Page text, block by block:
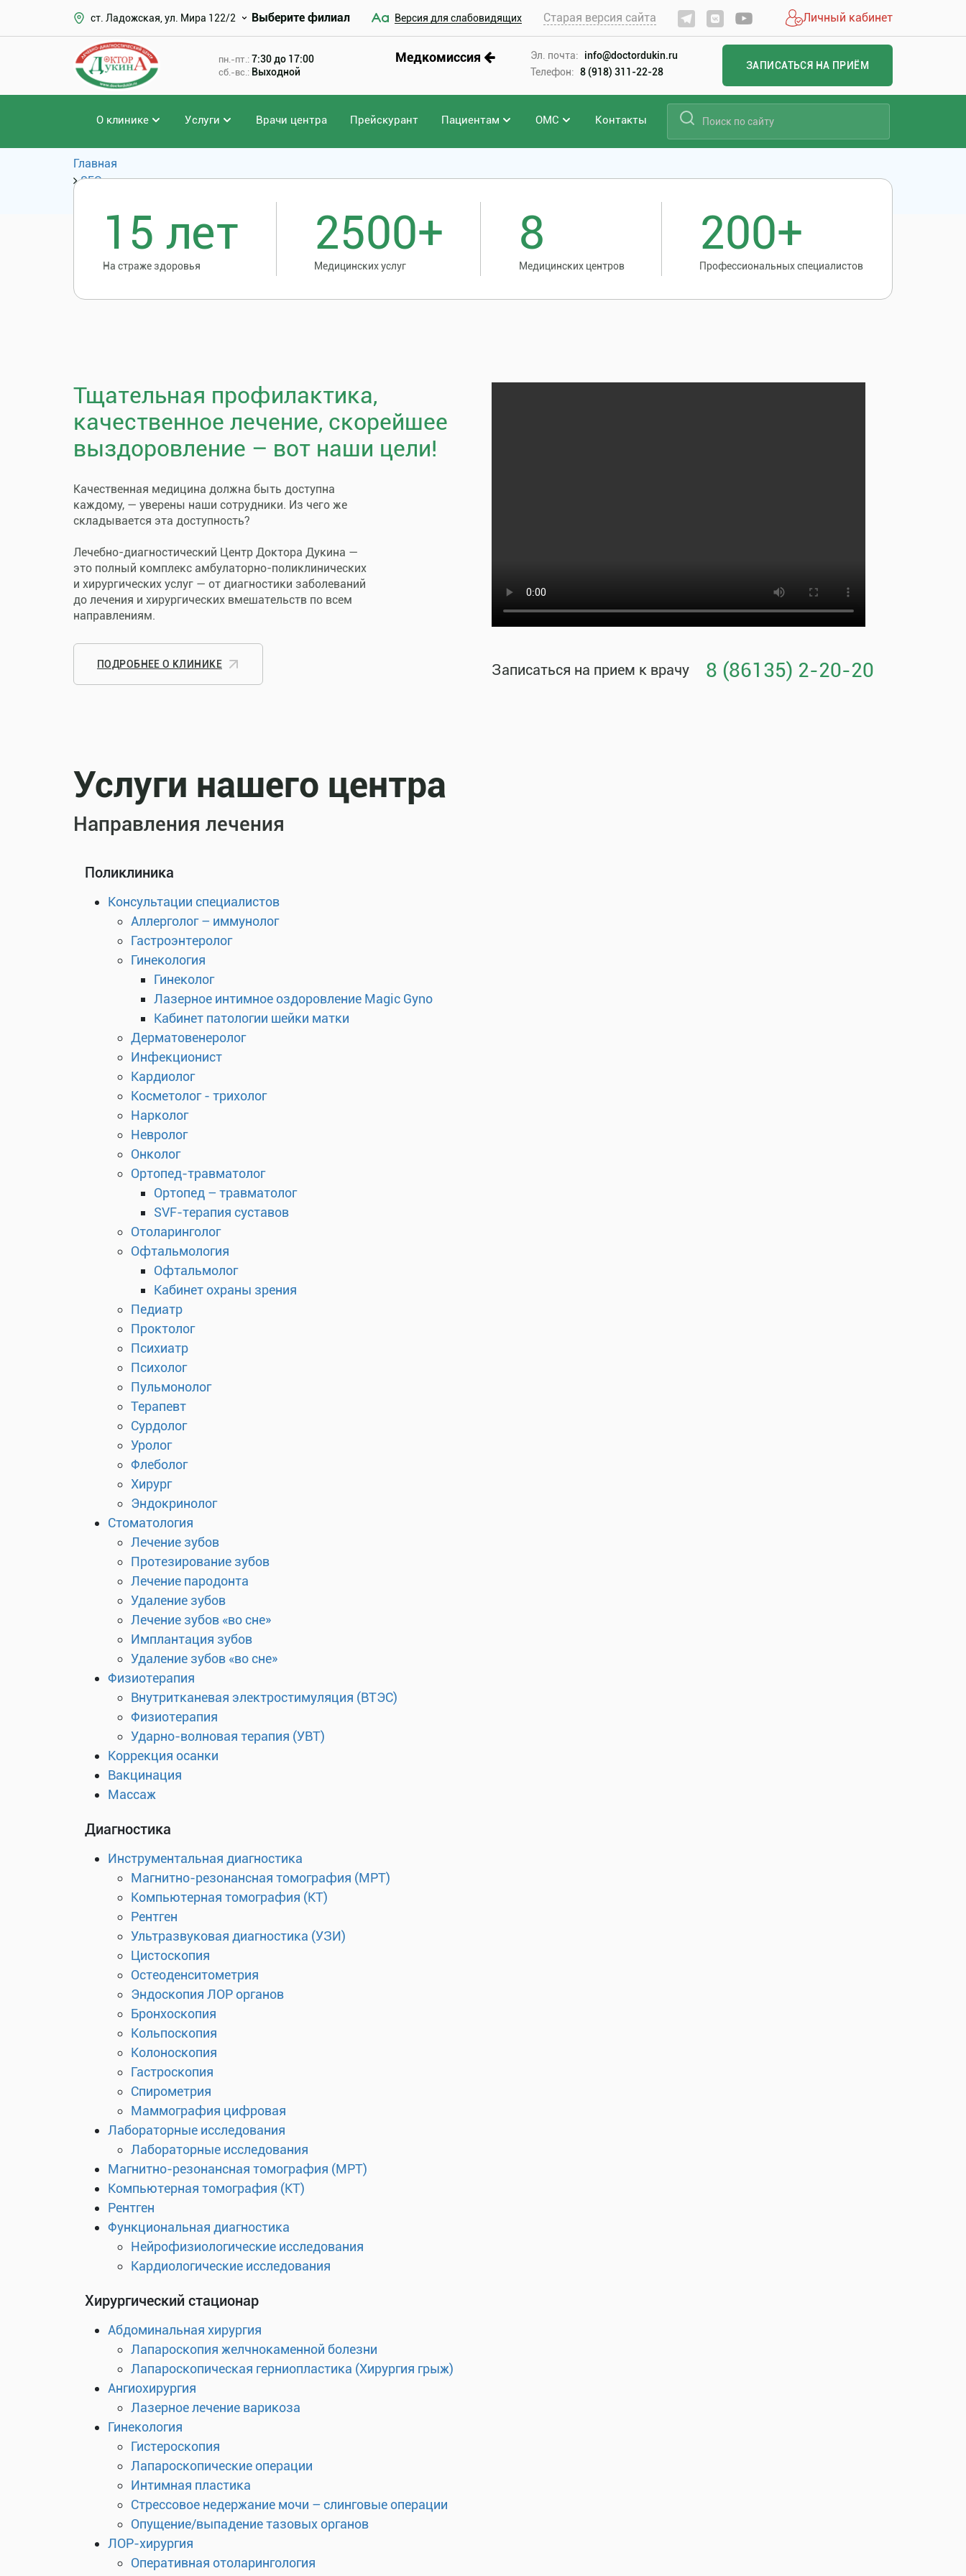
ст. Ладожская, ул. Мира 122/2 Выберите филиал Версия для слабовидящих Старая версия сайта Личный кабинет
пн.-пт.: 7:30 до 17:00
сб.-вс.: Выходной
Медкомиссия Эл. почта:
info@doctordukin.ru
Телефон: 8 (918) 311-22-28
ЗАПИСАТЬСЯ НА ПРИЁМ
О клинике Услуги Врачи центра Прейскурант Пациентам ОМС Контакты
Главная
SEO
15 лет
На страже здоровья
2500+
Медицинских услуг
8
Медицинских центров
200+
Профессиональных специалистов
Тщательная профилактика,
качественное лечение, скорейшее
выздоровление – вот наши цели!
Качественная медицина должна быть доступна
каждому, — уверены наши сотрудники. Из чего же
складывается эта доступность?
Лечебно-диагностический Центр Доктора Дукина —
это полный комплекс амбулаторно-поликлинических
и хирургических услуг — от диагностики заболеваний
до лечения и хирургических вмешательств по всем
направлениям.
ПОДРОБНЕЕ О КЛИНИКЕ Записаться на прием к врачу 8 (86135) 2-20-20
Услуги нашего центра
Направления лечения
Поликлиника
Консультации специалистов
Аллерголог – иммунолог
Гастроэнтеролог
Гинекология
Гинеколог
Лазерное интимное оздоровление Magic Gyno
Кабинет патологии шейки матки
Дерматовенеролог
Инфекционист
Кардиолог
Косметолог - трихолог
Нарколог
Невролог
Онколог
Ортопед-травматолог
Ортопед – травматолог
SVF-терапия суставов
Отоларинголог
Офтальмология
Офтальмолог
Кабинет охраны зрения
Педиатр
Проктолог
Психиатр
Психолог
Пульмонолог
Терапевт
Сурдолог
Уролог
Флеболог
Хирург
Эндокринолог
Стоматология
Лечение зубов
Протезирование зубов
Лечение пародонта
Удаление зубов
Лечение зубов «во сне»
Имплантация зубов
Удаление зубов «во сне»
Физиотерапия
Внутритканевая электростимуляция (ВТЭС)
Физиотерапия
Ударно-волновая терапия (УВТ)
Коррекция осанки
Вакцинация
Массаж
Диагностика
Инструментальная диагностика
Магнитно-резонансная томография (МРТ)
Компьютерная томография (КТ)
Рентген
Ультразвуковая диагностика (УЗИ)
Цистоскопия
Остеоденситометрия
Эндоскопия ЛОР органов
Бронхоскопия
Кольпоскопия
Колоноскопия
Гастроскопия
Спирометрия
Маммография цифровая
Лабораторные исследования
Лабораторные исследования
Магнитно-резонансная томография (МРТ)
Компьютерная томография (КТ)
Рентген
Функциональная диагностика
Нейрофизиологические исследования
Кардиологические исследования
Хирургический стационар
Абдоминальная хирургия
Лапароскопия желчнокаменной болезни
Лапароскопическая герниопластика (Хирургия грыж)
Ангиохирургия
Лазерное лечение варикоза
Гинекология
Гистероскопия
Лапароскопические операции
Интимная пластика
Стрессовое недержание мочи – слинговые операции
Опущение/выпадение тазовых органов
ЛОР-хирургия
Оперативная отоларингология